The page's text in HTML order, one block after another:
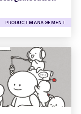
PRODUCT MANAGEMENT